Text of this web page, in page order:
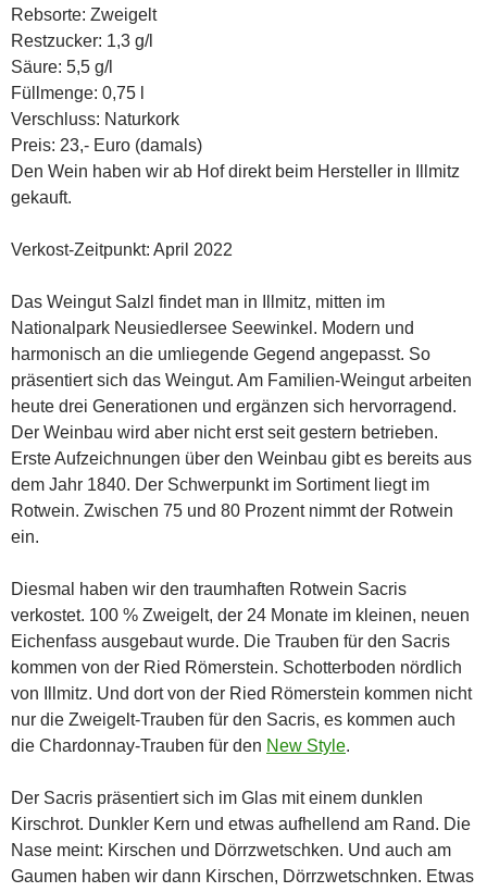
Rebsorte: Zweigelt
Restzucker: 1,3 g/l
Säure: 5,5 g/l
Füllmenge: 0,75 l
Verschluss: Naturkork
Preis: 23,- Euro (damals)
Den Wein haben wir ab Hof direkt beim Hersteller in Illmitz
gekauft.
Verkost-Zeitpunkt: April 2022
Das Weingut Salzl findet man in Illmitz, mitten im
Nationalpark Neusiedlersee Seewinkel. Modern und
harmonisch an die umliegende Gegend angepasst. So
präsentiert sich das Weingut. Am Familien-Weingut arbeiten
heute drei Generationen und ergänzen sich hervorragend.
Der Weinbau wird aber nicht erst seit gestern betrieben.
Erste Aufzeichnungen über den Weinbau gibt es bereits aus
dem Jahr 1840. Der Schwerpunkt im Sortiment liegt im
Rotwein. Zwischen 75 und 80 Prozent nimmt der Rotwein
ein.
Diesmal haben wir den traumhaften Rotwein Sacris
verkostet. 100 % Zweigelt, der 24 Monate im kleinen, neuen
Eichenfass ausgebaut wurde. Die Trauben für den Sacris
kommen von der Ried Römerstein. Schotterboden nördlich
von Illmitz. Und dort von der Ried Römerstein kommen nicht
nur die Zweigelt-Trauben für den Sacris, es kommen auch
die Chardonnay-Trauben für den New Style.
Der Sacris präsentiert sich im Glas mit einem dunklen
Kirschrot. Dunkler Kern und etwas aufhellend am Rand. Die
Nase meint: Kirschen und Dörrzwetschken. Und auch am
Gaumen haben wir dann Kirschen, Dörrzwetschnken. Etwas